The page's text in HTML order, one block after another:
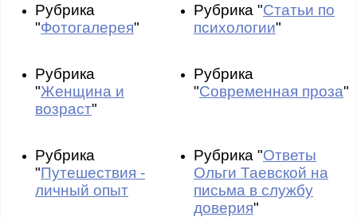
Рубрика
"Фотогалерея"
Рубрика "Статьи по
психологии"
Рубрика
"Женщина и
возраст"
Рубрика
"Современная проза"
Рубрика
"Путешествия -
личный опыт
Рубрика "Ответы
Ольги Таевской на
письма в службу
доверия"